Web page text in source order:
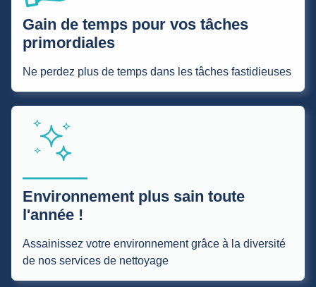
Gain de temps pour vos tâches
primordiales
Ne perdez plus de temps dans les tâches fastidieuses
Environnement plus sain toute
l'année !
Assainissez votre environnement grâce à la diversité
de nos services de nettoyage